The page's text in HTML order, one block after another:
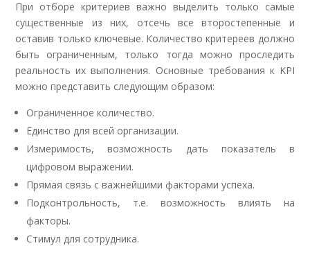
При отборе критериев важно выделить только самые
существенные из них, отсечь все второстепенные и
оставив только ключевые. Количество критереев должно
быть ограниченным, только тогда можно проследить
реальность их выполнения. Основные требования к KPI
можно представить следующим образом:
Ограниченное количество.
Единство для всей организации.
Измеримость, возможность дать показатель в
цифровом выражении.
Прямая связь с важнейшими факторами успеха.
Подконтрольность, т.е. возможность влиять на
факторы.
Стимул для сотрудника.